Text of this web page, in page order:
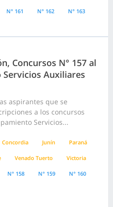
N° 161 N° 162 N° 163
Concursos N° 157 al
Auxiliares
aspirantes que se
a los concursos
Servicios...
Concordia Junín Paraná
Venado Tuerto Victoria
N° 158 N° 159 N° 160